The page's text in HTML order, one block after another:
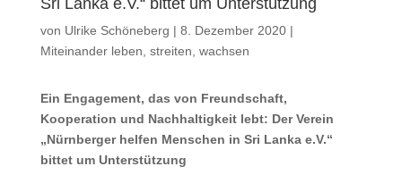
Sri Lanka e.V.“ bittet um Unterstützung
von Ulrike Schöneberg | 8. Dezember 2020|
Miteinander leben, streiten, wachsen
Ein Engagement, das von Freundschaft,
Kooperation und Nachhaltigkeit lebt: Der Verein
„Nürnberger helfen Menschen in Sri Lanka e.V.“
bittet um Unterstützung